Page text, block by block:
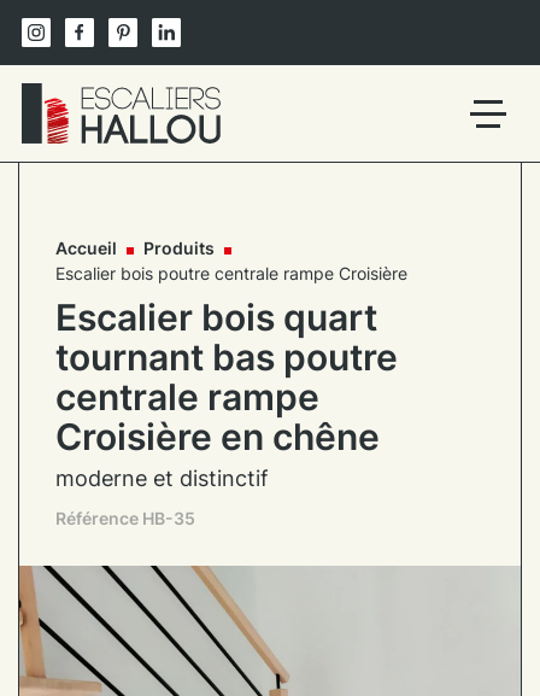
content
Un
Accueil
Produits
Escalier bois poutre centrale rampe Croisière
Escalier bois quart
tournant bas poutre
centrale rampe
Croisière en chêne
moderne et distinctif
Référence HB-35